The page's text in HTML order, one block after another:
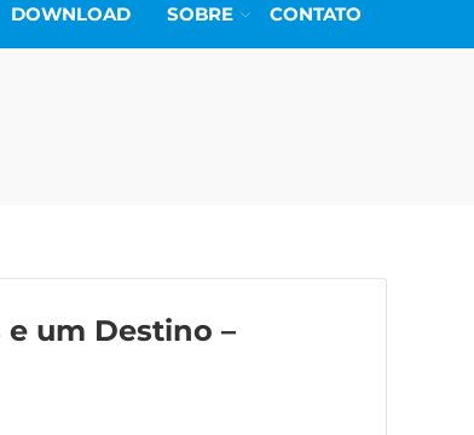
DOWNLOAD SOBRE CONTATO
e um Destino –